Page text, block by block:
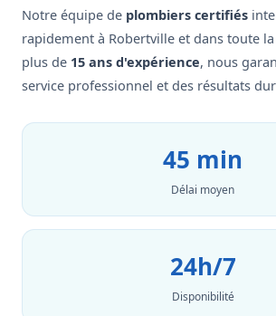
Notre équipe de plombiers certifiés
rapidement à Robertville et dans toute
plus de 15 ans d'expérience, nous
service professionnel et des résultats
45 min
Délai moyen
24h/7
Disponibilité